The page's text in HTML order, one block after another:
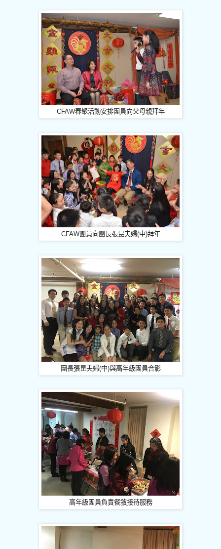
CFAW春聚活動安排團員向父母親拜年
CFAW團員向團長張昆夫婦(中)拜年
團長張昆夫婦(中)與高年級團員合影
高年級團員負責餐敘接待服務